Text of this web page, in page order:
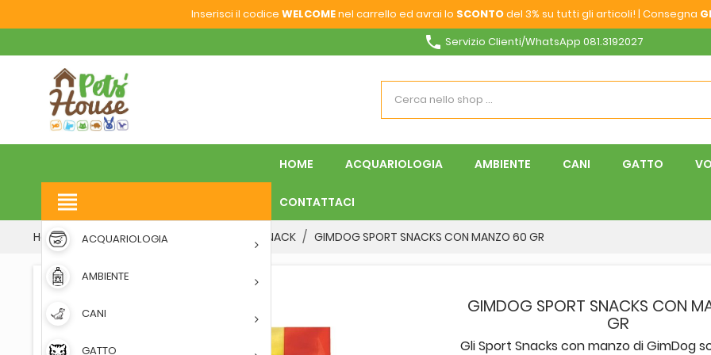
Inserisci il codice WELCOMEnel carrello ed avrai lo SCONTOdel 3% su tutti gli articoli! | Consegna
phone Servizio Clienti/WhatsApp 081.3192027
HOME ACQUARIOLOGIA AMBIENTE CANI GATTO
CONTATTACI
view_headline
ACQUARIOLOGIA
AMBIENTE
CANI
GATTO
Home CANI SNACK E MASTICATIVI SNACK GIMDOG SPORT SNACKS CON MANZO 60 GR
GIMDOG SPORT SNACKS CON
GR
Gli Sport Snacks con manzo di GimDog